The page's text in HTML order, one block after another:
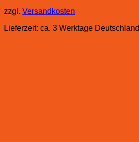
zzgl. Versandkosten
Lieferzeit: ca. 3 Werktage Deutschland